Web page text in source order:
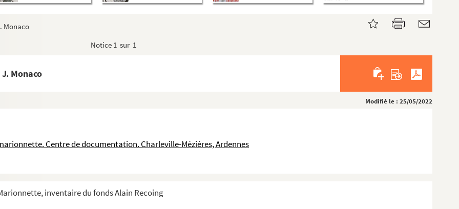
Monaco
Notice 1 sur 1
Monaco
Modifié le : 25/05/2022
Centre de documentation. Charleville-Mézières, Ardennes
inventaire du fonds Alain Recoing